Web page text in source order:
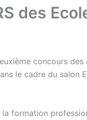
des
concours des
le cadre du salon
formation